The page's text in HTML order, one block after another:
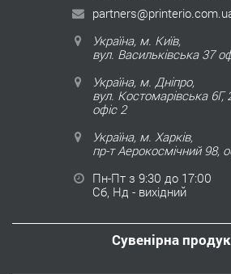
Україна, м. Київ,
вул. Васильківська 37
Україна, м. Дніпро,
вул. Костомарівська 6Г,
офіс 2
Україна, м. Харків,
пр-т Аерокосмічний 98,
Пн-Пт з 9:30 до 17:00
Сб, Нд - вихідний
Сувенірна